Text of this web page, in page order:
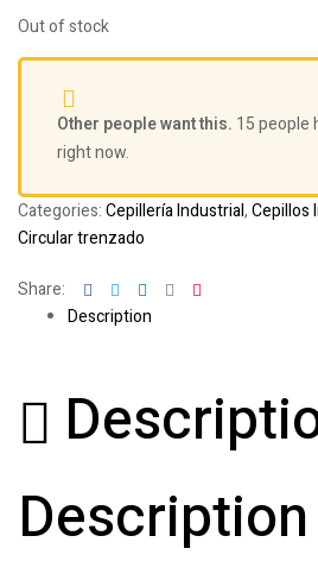
Out of stock
Other people want this. 15 people
right now.
Categories:Cepillería Industrial,Cepillos
Circular trenzado
Share: FacebookTwitterLinkedinGoogle+
Description
Description